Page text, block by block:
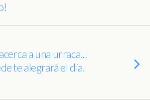
a una urraca…
te alegrará el día.